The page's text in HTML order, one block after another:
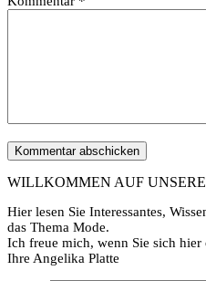
WILLKOMMEN AUF
Hier lesen Sie Interessantes,
das Thema Mode.
Ich freue mich, wenn Sie sich hier
Ihre Angelika Platte